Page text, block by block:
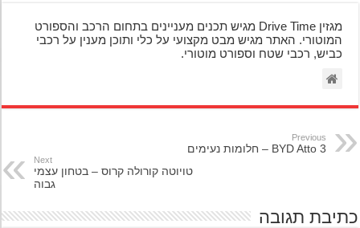
מגזין Drive Time מגיש תכנים מעניינים בתחום הרכב והספורט
המוטורי. האתר מגיש מבט מקצועי על כלי ותוכן מענין על רכבי
כביש, רכבי שטח וספורט מוטורי.
Previous
BYD Atto 3 – חלומות נעימים
Next
טויוטה קורולה קרוס – בטחון עצמי
גבוה
תגובה